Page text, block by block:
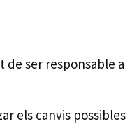
de ser responsable a
els canvis possibles